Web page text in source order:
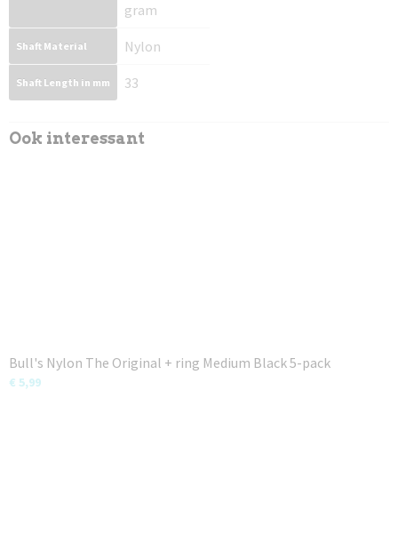
gram
Shaft Material Nylon
Shaft Length in mm 33
Ook interessant
Bull's Nylon The Original + ring Medium Black 5-pack
€ 5,99